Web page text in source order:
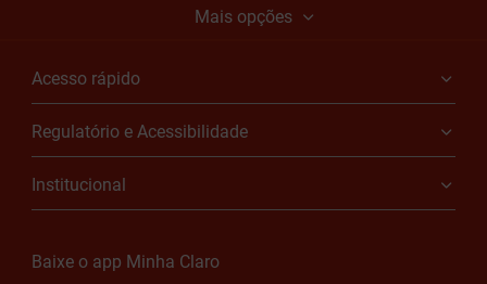
Mais opções
Acesso rápido
Regulatório e Acessibilidade
Institucional
Baixe o app Minha Claro